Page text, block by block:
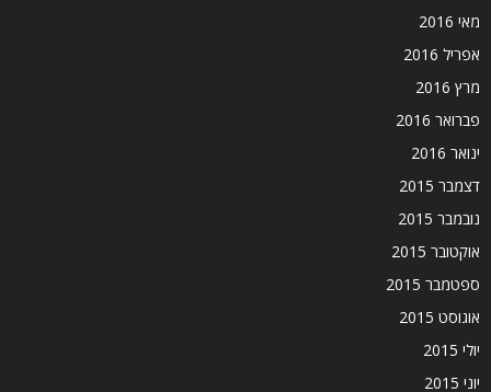
מאי 2016
אפריל 2016
מרץ 2016
פברואר 2016
ינואר 2016
דצמבר 2015
נובמבר 2015
אוקטובר 2015
ספטמבר 2015
אוגוסט 2015
יולי 2015
יוני 2015